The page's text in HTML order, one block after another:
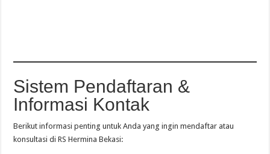
Sistem Pendaftaran &
Informasi Kontak
Berikut informasi penting untuk Anda yang ingin mendaftar atau
konsultasi di RS Hermina Bekasi: